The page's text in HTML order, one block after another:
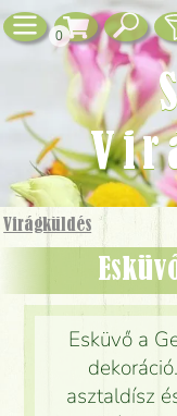
0
Virágküldés
Esküvő a
asztaldísz